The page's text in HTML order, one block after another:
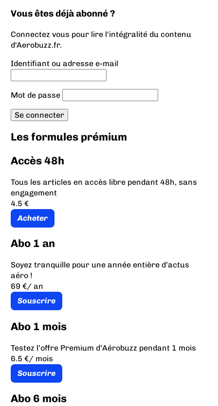
Vous êtes déjà abonné ?
Connectez vous pour lire l'intégralité du contenu
d'Aerobuzz.fr.
Identifiant ou adresse e-mail
Mot de passe
Les formules prémium
Accès 48h
Tous les articles en accès libre pendant 48h, sans
engagement
4.5 €
Acheter
Abo 1 an
Soyez tranquille pour une année entière d’actus
aéro !
69 €/ an
Souscrire
Abo 1 mois
Testez l’offre Premium d’Aérobuzz pendant 1 mois
6.5 €/ mois
Souscrire
Abo 6 mois